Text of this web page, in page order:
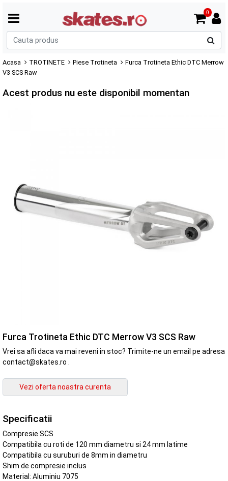
0
Acasa TROTINETE Piese Trotineta
Furca Trotineta Ethic DTC Merrow
V3 SCS Raw
Acest produs nu este disponibil momentan
Furca Trotineta Ethic DTC Merrow V3 SCS Raw
Vrei sa afli daca va mai reveni in stoc? Trimite-ne un email pe adresa
contact@skates.ro .
Specificatii
Compresie SCS
Compatibila cu roti de 120 mm diametru si 24 mm latime
Compatibila cu suruburi de 8mm in diametru
Shim de compresie inclus
Material: Aluminiu 7075